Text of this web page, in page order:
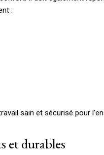
:
sain et sécurisé pour
et durables